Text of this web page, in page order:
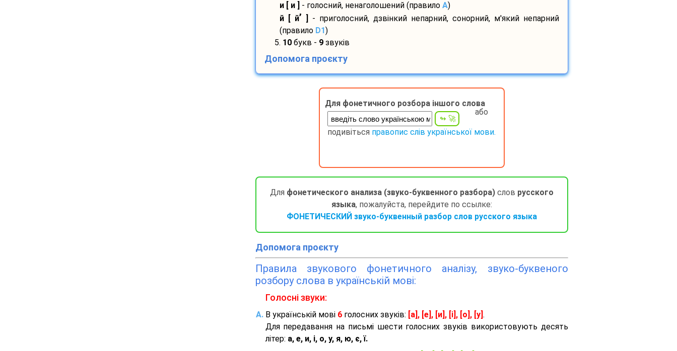
и [ и ]
- голосний, ненаголошений (правило A)
й [ й’
- приголосний, дзвінкий непарний, сонорний, м'який непарний
(правило D1)
5. 10букв - 9звуків
Допомога проєкту
Для фонетичного розбора іншого слова
або
подивіться правопис слів української мови.
Для фонетического анализа (звуко-буквенного разбора)слов русского
языка, пожалуйста, перейдите по ссылке:
ФОНЕТИЧЕСКИЙ звуко-буквенный разбор слов русского языка
Допомога проєкту
Правила звукового фонетичного аналізу, звуко-буквеного
розбору слова в українській мові:
Голосні звуки:
В українській мові 6голосних звуків: [а], [е], [и], [і], [о], [у] .
Для передавання на письмі шести голосних звуків використовують десять
літер: а, е, и, і, о, у, я, ю, є, ї.